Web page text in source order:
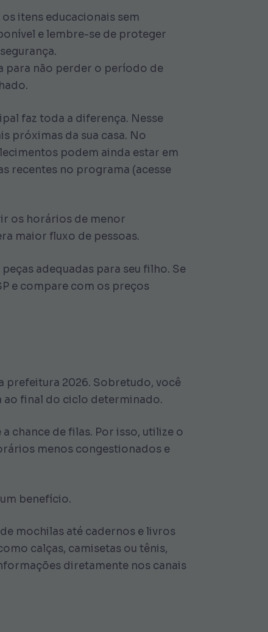
itens educacionais sem
e lembre-se de proteger
para não perder o período de
faz toda a diferença. Nesse
próximas da sua casa. No
podem ainda estar em
recentes no programa (acesse
os horários de menor
maior fluxo de pessoas.
adequadas para seu filho. Se
e compare com os preços
prefeitura 2026. Sobretudo, você
ao final do ciclo determinado.
chance de filas. Por isso, utilize o
menos congestionados e
benefício.
mochilas até cadernos e livros
calças, camisetas ou tênis,
diretamente nos canais